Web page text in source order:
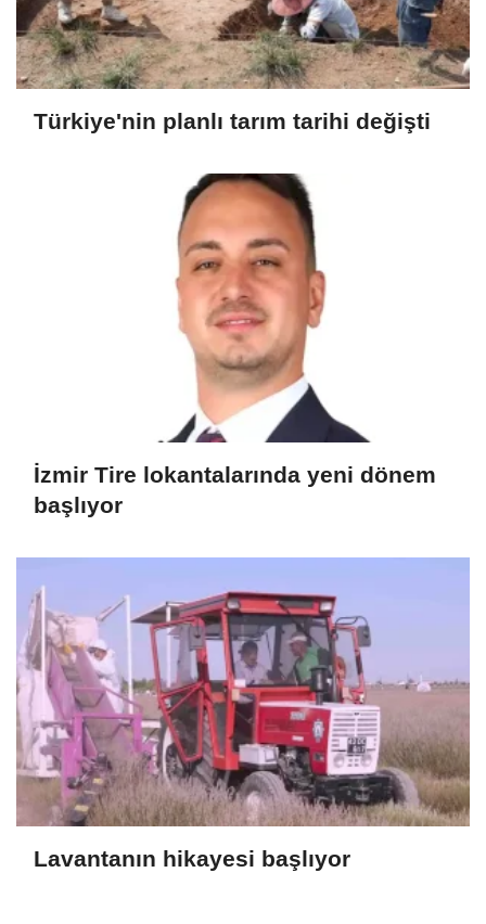
Türkiye'nin planlı tarım tarihi değişti
İzmir Tire lokantalarında yeni dönem
başlıyor
Lavantanın hikayesi başlıyor